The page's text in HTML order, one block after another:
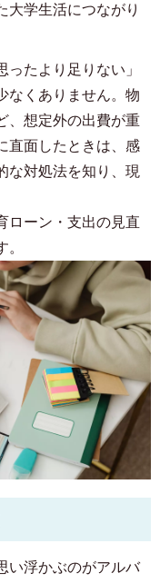
大学生活につながり
たより足りない」
なくありません。物
、想定外の出費が重
直面したときは、感
な対処法を知り、現
ローン・支出の見直
い浮かぶのがアルバ
専用